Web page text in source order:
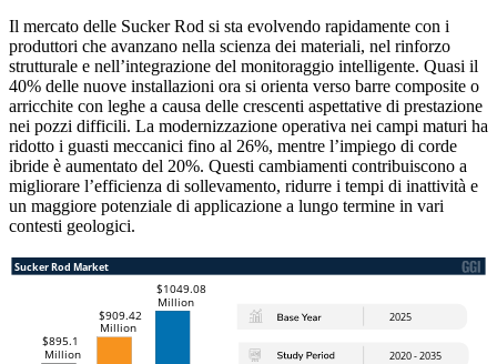
Il mercato delle Sucker Rod si sta evolvendo rapidamente con i
produttori che avanzano nella scienza dei materiali, nel rinforzo
strutturale e nell’integrazione del monitoraggio intelligente. Quasi il
40% delle nuove installazioni ora si orienta verso barre composite o
arricchite con leghe a causa delle crescenti aspettative di prestazione
nei pozzi difficili. La modernizzazione operativa nei campi maturi ha
ridotto i guasti meccanici fino al 26%, mentre l’impiego di corde
ibride è aumentato del 20%. Questi cambiamenti contribuiscono a
migliorare l’efficienza di sollevamento, ridurre i tempi di inattività e
un maggiore potenziale di applicazione a lungo termine in vari
contesti geologici.